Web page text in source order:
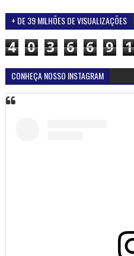
+ DE 39 MILHÕES DE VISUALIZAÇÕES
4 0 3 6 6 9 1
CONHEÇA NOSSO INSTAGRAM